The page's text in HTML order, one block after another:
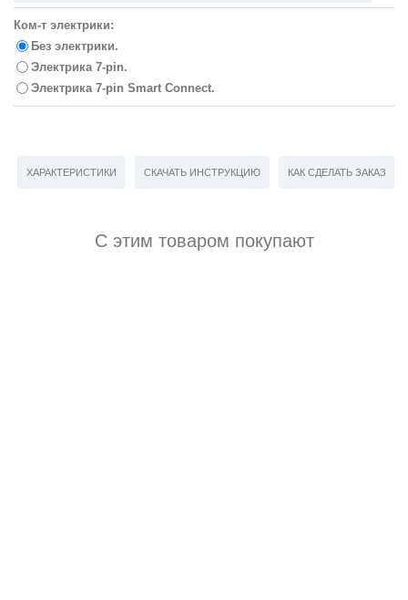
Ком-т электрики:
Без электрики.
Электрика 7-pin.
Электрика 7-pin Smart Connect.
ХАРАКТЕРИСТИКИ СКАЧАТЬ ИНСТРУКЦИЮ КАК СДЕЛАТЬ ЗАКАЗ
С этим товаром покупают